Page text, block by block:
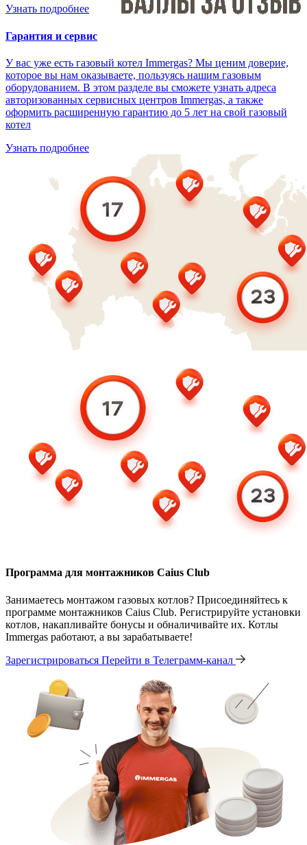
Узнать подробнее
Гарантия и сервис
У вас уже есть газовый котел Immergas? Мы ценим доверие,
которое вы нам оказываете, пользуясь нашим газовым
оборудованием. В этом разделе вы сможете узнать адреса
авторизованных сервисных центров Immergas, а также
оформить расширенную гарантию до 5 лет на свой газовый
котел
Узнать подробнее
Программа для монтажников Caius Club
Занимаетесь монтажом газовых котлов? Присоединяйтесь к
программе монтажников Caius Club. Регистрируйте установки
котлов, накапливайте бонусы и обналичивайте их. Котлы
Immergas работают, а вы зарабатываете!
Зарегистрироваться Перейти в Телеграмм-канал